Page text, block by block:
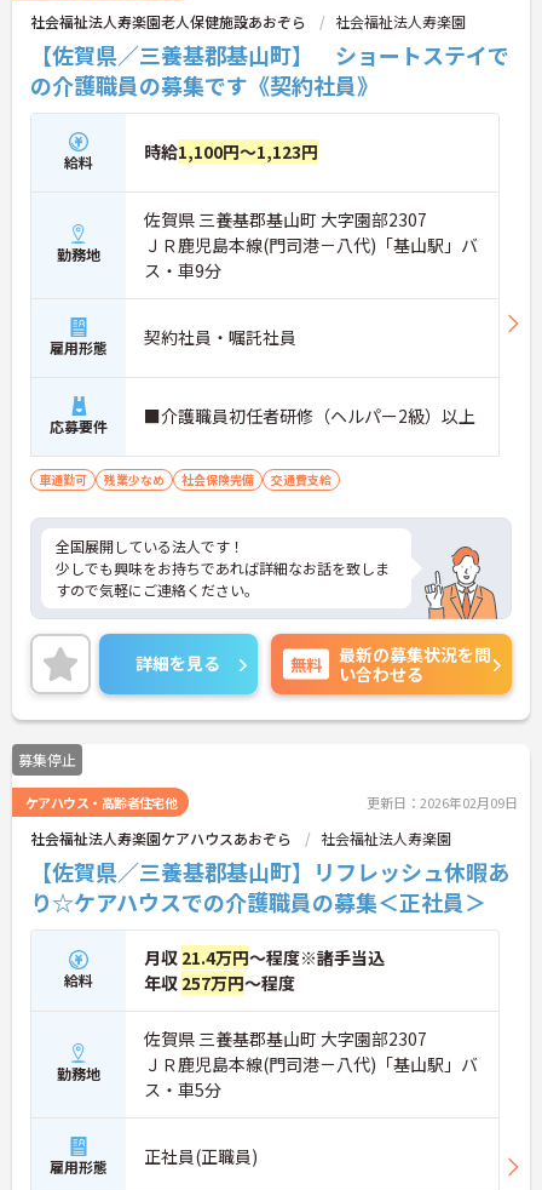
社会福祉法人寿楽園老人保健施設あおぞら 社会福祉法人寿楽園
【佐賀県／三養基郡基山町】 ショートステイで
の介護職員の募集です《契約社員》
給料 時給1,100円～1,123円
勤務地
佐賀県 三養基郡基山町 大字園部2307
ＪＲ鹿児島本線(門司港－八代)「基山駅」バ
ス・車9分
雇用形態 契約社員・嘱託社員
応募要件 ■介護職員初任者研修（ヘルパー2級）以上
車通勤可 残業少なめ 社会保険完備 交通費支給
全国展開している法人です！
少しでも興味をお持ちであれば詳細なお話を致しま
すので気軽にご連絡ください。
詳細を見る 無料
最新の募集状況を問
い合わせる
募集停止
ケアハウス・高齢者住宅他 更新日：2026年02月09日
社会福祉法人寿楽園ケアハウスあおぞら 社会福祉法人寿楽園
【佐賀県／三養基郡基山町】リフレッシュ休暇あ
り☆ケアハウスでの介護職員の募集＜正社員＞
給料
月収 21.4万円～程度※諸手当込
年収 257万円～程度
勤務地
佐賀県 三養基郡基山町 大字園部2307
ＪＲ鹿児島本線(門司港－八代)「基山駅」バ
ス・車5分
雇用形態 正社員(正職員)